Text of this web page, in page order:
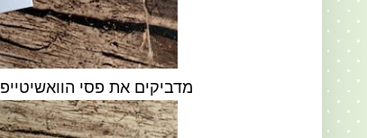
מדביקים את פסי הוואשיטייפ